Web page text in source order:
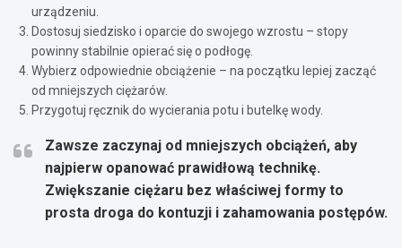
urządzeniu.
Dostosuj siedzisko i oparcie do swojego wzrostu – stopy
powinny stabilnie opierać się o podłogę.
Wybierz odpowiednie obciążenie – na początku lepiej zacząć
od mniejszych ciężarów.
Przygotuj ręcznik do wycierania potu i butelkę wody.
Zawsze zaczynaj od mniejszych obciążeń, aby
najpierw opanować prawidłową technikę.
Zwiększanie ciężaru bez właściwej formy to
prosta droga do kontuzji i zahamowania postępów.